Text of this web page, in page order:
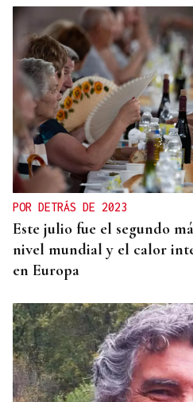
GIRA
El Ballet Folklórico Tupa
y Francia
POR DETRÁS DE 2023
Este julio fue el segundo
nivel mundial y el calor
en Europa